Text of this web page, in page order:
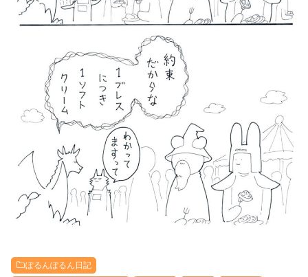
ぽるんぽるん日記